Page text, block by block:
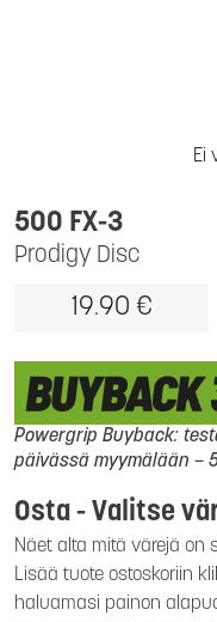
Ei
Prodigy Disc
500 FX-3
19.90 €
Powergrip Buyback:
päivässä myymälään –
Osta - Valitse
Näet alta mitä värejä on
Lisää tuote ostoskoriin
haluamasi painon